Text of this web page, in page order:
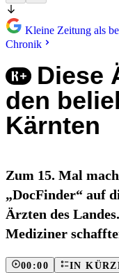
Kleine Zeitung als
Chronik
Diese
den
Kärnten
Zum 15. Mal
„DocFinder“ auf
Ärzten des
Mediziner
00:00 IN